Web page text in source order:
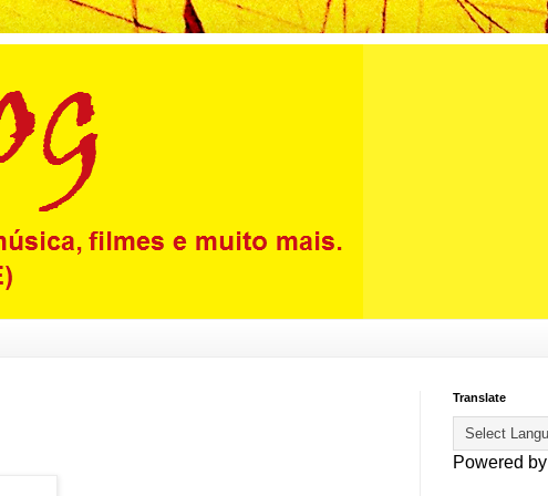
Translate
Powered by